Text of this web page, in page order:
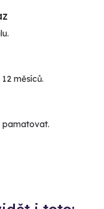
měsíců.
pamatovat.